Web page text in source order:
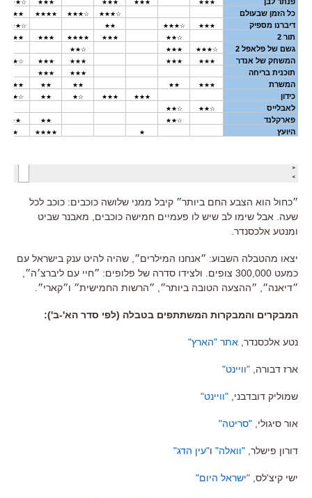
״כחול הוא הצבע החם ביותר״ קיבל ממני שלושה כוכבים: כוכב לכל
שעה. אבל שימו לב שיש לו פעמיים חמישה כוכבים, מאבנר שביט
ומנטע אלכסנדר.
יצאו מהטבלה השבוע: ״אנחנו המילרים״, שהיה להיט ענק בישראל עם
כמעט 300,000 צופים. ולצידו סדרה של פלופים: ״חיי עם ליברצ׳ה״,
״דיאנה״, ״ההצעה הטובה ביותר״, ״הרשות החמישית״ ו״קארי״.
המבקרים והמבקרות המשתתפים בטבלה (לפי סדר הא'-ב'):
נטע אלכסנדר, אתר "הארץ"
ארז דבורה, "וויינט"
שמוליק דובדבני, "וויינט"
אור סיגולי, "סריטה"
דורון פישלר, "וואלה" ו"עין הדג"
ישי קיצ'לס, "ישראל היום"